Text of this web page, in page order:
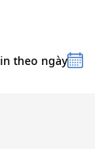
theo ngày